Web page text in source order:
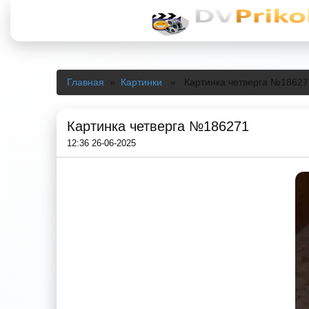
Главная » Картинки » Картинка четверга
Картинка четверга №186271
12:36 26-06-2025